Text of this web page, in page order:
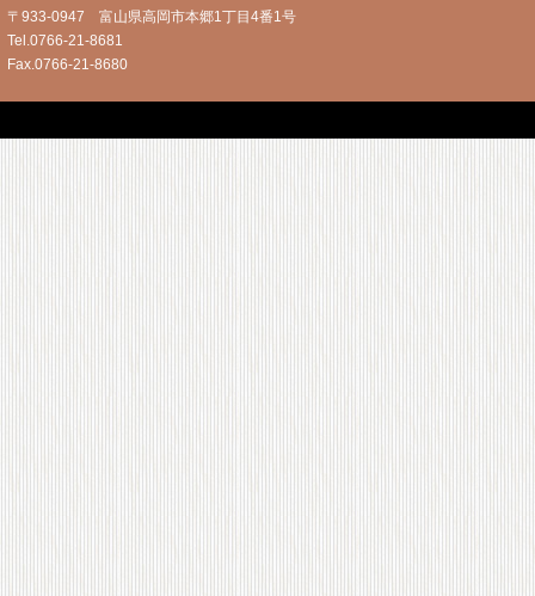
〒933-0947 富山県高岡市本郷1丁目4番1号
Tel.0766-21-8681
Fax.0766-21-8680